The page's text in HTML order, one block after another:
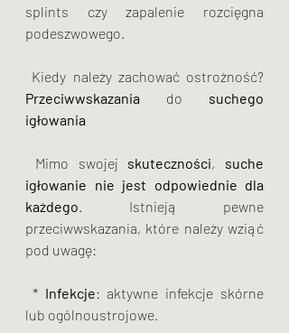
splints czy zapalenie rozcięgna
podeszwowego.
Przeciwwskazania do suchego
igłowania
Mimo swojej skuteczności, suche
igłowanie nie jest odpowiednie dla
każdego. Istnieją pewne
przeciwwskazania, które należy wziąć
pod uwagę:
* Infekcje: aktywne infekcje skórne
lub ogólnoustrojowe.